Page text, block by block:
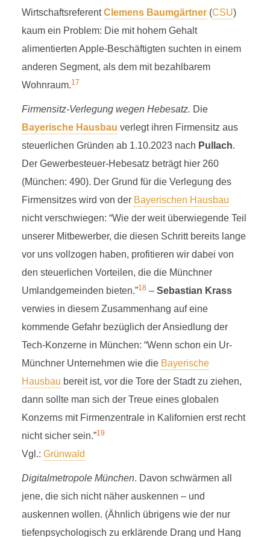
WirtschaftsreferentClemens Baumgärtner(CSU)
kaum ein Problem: Die mit hohem Gehalt
alimentierten Apple-Beschäftigten suchten in einem
anderen Segment, als dem mit bezahlbarem
Wohnraum.17
Firmensitz-Verlegung wegen Hebesatz. Die
Bayerische Hausbau verlegt ihren Firmensitz aus
steuerlichen Gründen ab 1.10.2023 nach Pullach.
Der Gewerbesteuer-Hebesatz beträgt hier 260
(München: 490). Der Grund für die Verlegung des
Firmensitzes wird von der Bayerischen Hausbau
nicht verschwiegen: “Wie der weit überwiegende Teil
unserer Mitbewerber, die diesen Schritt bereits lange
vor uns vollzogen haben, profitieren wir dabei von
den steuerlichen Vorteilen, die die Münchner
Umlandgemeinden bieten.”18– Sebastian Krass
verwies in diesem Zusammenhang auf eine
kommende Gefahr bezüglich der Ansiedlung der
Tech-Konzerne in München: “Wenn schon ein Ur-
Münchner Unternehmen wie die Bayerische
Hausbau bereit ist, vor die Tore der Stadt zu ziehen,
dann sollte man sich der Treue eines globalen
Konzerns mit Firmenzentrale in Kalifornien erst recht
nicht sicher sein.”19
Vgl.: Grünwald
Digitalmetropole München. Davon schwärmen all
jene, die sich nicht näher auskennen – und
auskennen wollen. (Ähnlich übrigens wie der nur
tiefenpsychologisch zu erklärende Drang und Hang